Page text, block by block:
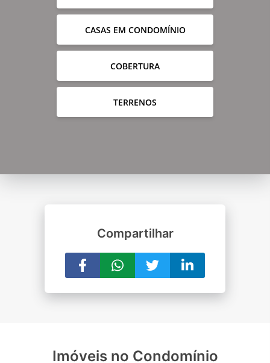
CASAS EM CONDOMÍNIO
COBERTURA
TERRENOS
Compartilhar
Imóveis no Condomínio